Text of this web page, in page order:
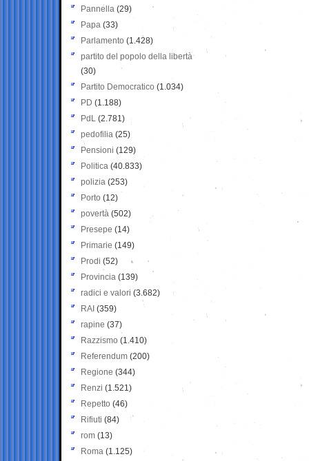
Pannella (29)
Papa (33)
Parlamento (1.428)
partito del popolo della libertà
(30)
Partito Democratico (1.034)
PD (1.188)
PdL (2.781)
pedofilia (25)
Pensioni (129)
Politica (40.833)
polizia (253)
Porto (12)
povertà (502)
Presepe (14)
Primarie (149)
Prodi (52)
Provincia (139)
radici e valori (3.682)
RAI (359)
rapine (37)
Razzismo (1.410)
Referendum (200)
Regione (344)
Renzi (1.521)
Repetto (46)
Rifiuti (84)
rom (13)
Roma (1.125)